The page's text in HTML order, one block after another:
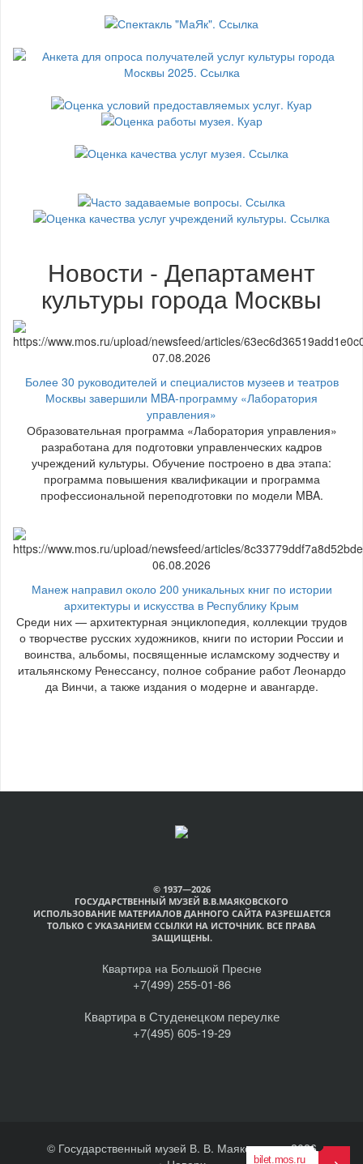
Новости - Департамент
культуры города Москвы
07.08.2026
Более 30 руководителей и специалистов музеев и театров
Москвы завершили MBA-программу «Лаборатория
управления»
Образовательная программа «Лаборатория управления»
разработана для подготовки управленческих кадров
учреждений культуры. Обучение построено в два этапа:
программа повышения квалификации и программа
профессиональной переподготовки по модели MBA.
06.08.2026
Манеж направил около 200 уникальных книг по истории
архитектуры и искусства в Республику Крым
Среди них — архитектурная энциклопедия, коллекции трудов
о творчестве русских художников, книги по истории России и
воинства, альбомы, посвященные исламскому зодчеству и
итальянскому Ренессансу, полное собрание работ Леонардо
да Винчи, а также издания о модерне и авангарде.
© 1937—2026
ГОСУДАРСТВЕННЫЙ МУЗЕЙ В.В.МАЯКОВСКОГО
ИСПОЛЬЗОВАНИЕ МАТЕРИАЛОВ ДАННОГО САЙТА РАЗРЕШАЕТСЯ
ТОЛЬКО С УКАЗАНИЕМ ССЫЛКИ НА ИСТОЧНИК. ВСЕ ПРАВА
ЗАЩИЩЕНЫ.
Квартира на Большой Пресне
+7(499) 255-01-86
Квартира в Студенецком переулке
+7(495) 605-19-29
© Государственный музей В. В. Маяковского, 2026